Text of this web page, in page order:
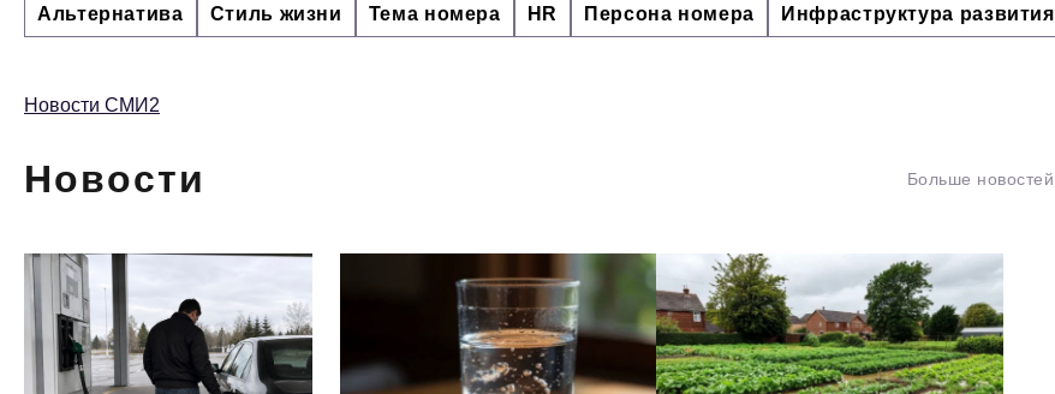
Альтернатива Стиль жизни Тема номера HR Персона номера Инфраструктура развития
Новости СМИ2
Новости Больше новостей